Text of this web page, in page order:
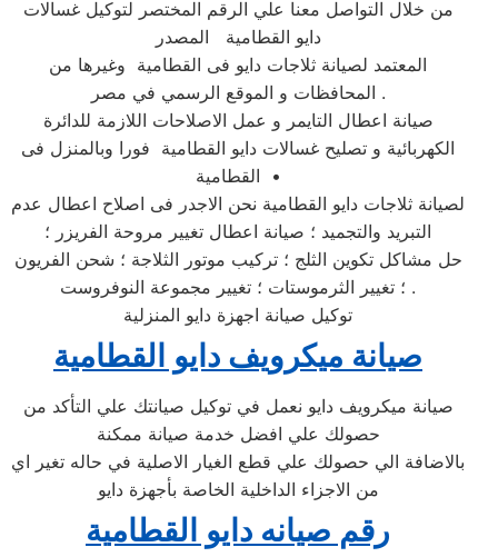
من خلال التواصل معنا علي الرقم المختصر لتوكيل غسالات
دايو القطامية المصدر
المعتمد لصيانة ثلاجات دايو فى القطامية وغيرها من
المحافظات و الموقع الرسمي في مصر .
صيانة اعطال التايمر و عمل الاصلاحات اللازمة للدائرة
الكهربائية و تصليح غسالات دايو القطامية فورا وبالمنزل فى
القطامية •
لصيانة ثلاجات دايو القطامية نحن الاجدر فى اصلاح اعطال عدم
التبريد والتجميد ؛ صيانة اعطال تغيير مروحة الفريزر ؛
حل مشاكل تكوين الثلج ؛ تركيب موتور الثلاجة ؛ شحن الفريون
؛ تغيير الثرموستات ؛ تغيير مجموعة النوفروست .
توكيل صيانة اجهزة دايو المنزلية
صيانة ميكرويف دايو القطامية
صيانة ميكرويف دايو نعمل في توكيل صيانتك علي التأكد من
حصولك علي افضل خدمة صيانة ممكنة
بالاضافة الي حصولك علي قطع الغيار الاصلية في حاله تغير اي
من الاجزاء الداخلية الخاصة بأجهزة دايو
رقم صيانه دايو القطامية